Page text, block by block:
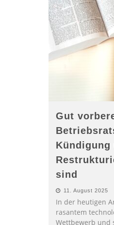
Gut
Kündigung
sind
11. August 2025
In der heutigen
rasantem
Wettbewerb und